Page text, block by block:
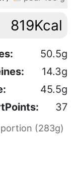
819Kcal
50.5g
14.3g
45.5g
37
(283g)